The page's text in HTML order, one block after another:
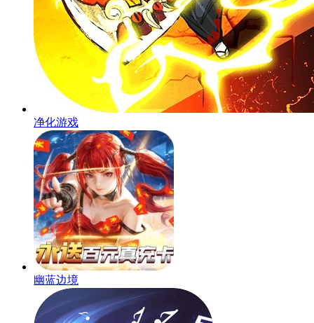
净化游戏
幽蓝边境